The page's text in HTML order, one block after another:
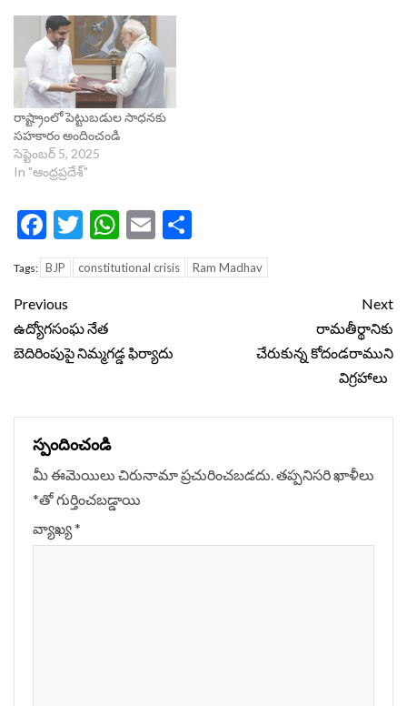
రాష్ట్రాంలో పెట్టుబడుల సాధనకు
సహకారం అందించండి
సెప్టెంబర్ 5, 2025
In "ఆంధ్రప్రదేశ్"
Facebook
Twitter
WhatsApp
Email
Tags: BJP constitutional crisis Ram Madhav
Continue
Reading
Previous
ఉద్యోగసంఘ నేత
బెదిరింపుపై నిమ్మగడ్డ ఫిర్యాదు
Next
రామతీర్థానికు
చేరుకున్న కోదండరాముని
విగ్రహాలు
స్పందించండి
మీ ఈమెయిలు చిరునామా ప్రచురించబడదు.తప్పనిసరి ఖాళీలు
*‌తో గుర్తించబడ్డాయి
వ్యాఖ్య*